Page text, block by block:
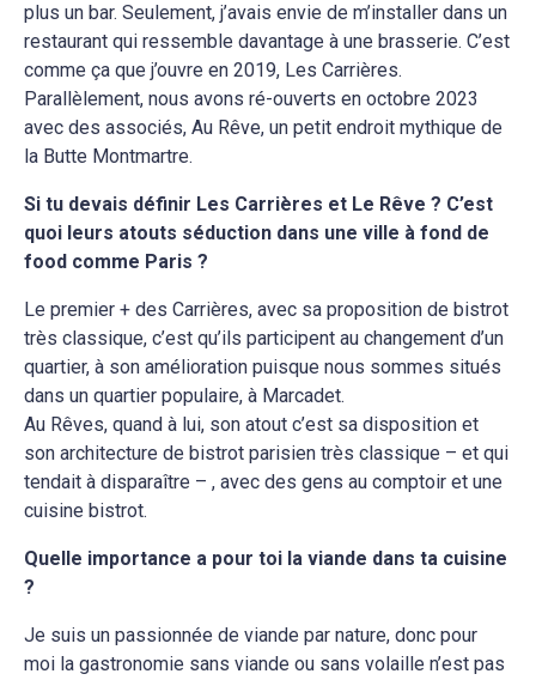
plus un bar. Seulement, j’avais envie de m’installer dans un
restaurant qui ressemble davantage à une brasserie. C’est
comme ça que j’ouvre en 2019, Les Carrières.
Parallèlement, nous avons ré-ouverts en octobre 2023
avec des associés, Au Rêve, un petit endroit mythique de
la Butte Montmartre.
Si tu devais définir Les Carrières et Le Rêve ? C’est
quoi leurs atouts séduction dans une ville à fond de
food comme Paris ?
Le premier + des Carrières, avec sa proposition de bistrot
très classique, c’est qu’ils participent au changement d’un
quartier, à son amélioration puisque nous sommes situés
dans un quartier populaire, à Marcadet.
Au Rêves, quand à lui, son atout c’est sa disposition et
son architecture de bistrot parisien très classique – et qui
tendait à disparaître – , avec des gens au comptoir et une
cuisine bistrot.
Quelle importance a pour toi la viande dans ta cuisine
?
Je suis un passionnée de viande par nature, donc pour
moi la gastronomie sans viande ou sans volaille n’est pas